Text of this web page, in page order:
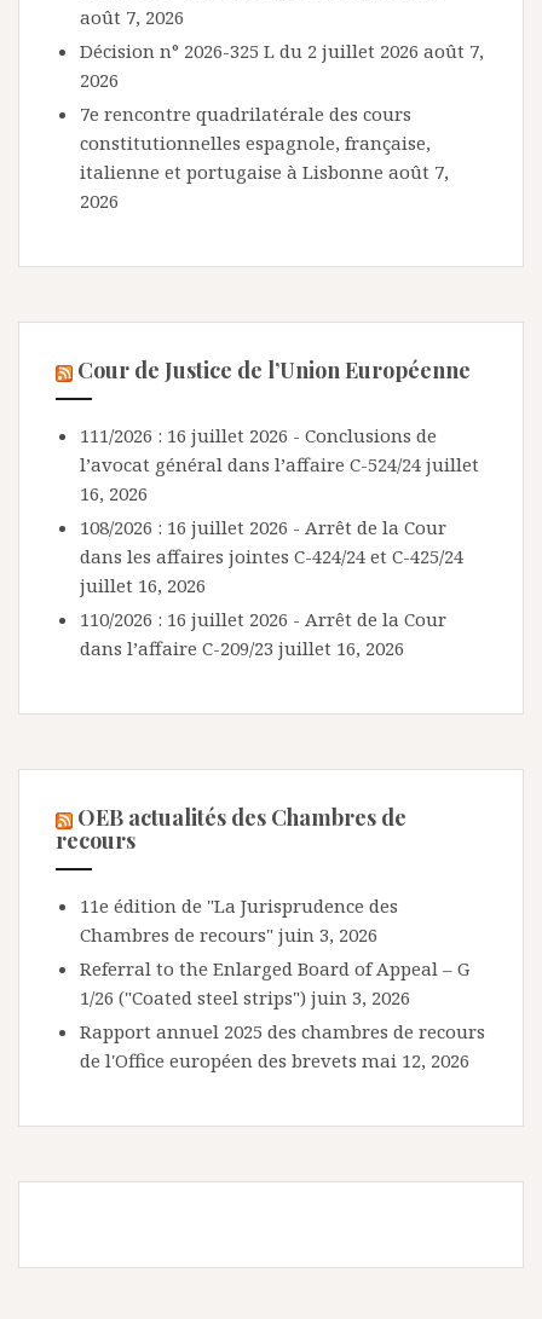
août 7, 2026
Décision n° 2026-325 L du 2 juillet 2026 août 7,
2026
7e rencontre quadrilatérale des cours
constitutionnelles espagnole, française,
italienne et portugaise à Lisbonne août 7,
2026
Cour de Justice de l’Union Européenne
111/2026 : 16 juillet 2026 - Conclusions de
l’avocat général dans l’affaire C-524/24 juillet
16, 2026
108/2026 : 16 juillet 2026 - Arrêt de la Cour
dans les affaires jointes C-424/24 et C-425/24
juillet 16, 2026
110/2026 : 16 juillet 2026 - Arrêt de la Cour
dans l’affaire C-209/23 juillet 16, 2026
OEB actualités des Chambres de
recours
11e édition de "La Jurisprudence des
Chambres de recours" juin 3, 2026
Referral to the Enlarged Board of Appeal – G
1/26 ("Coated steel strips") juin 3, 2026
Rapport annuel 2025 des chambres de recours
de l'Office européen des brevets mai 12, 2026